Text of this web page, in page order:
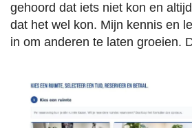
gehoord dat iets niet kon en
dat het wel kon. Mijn kennis en
in om anderen te laten groeien.